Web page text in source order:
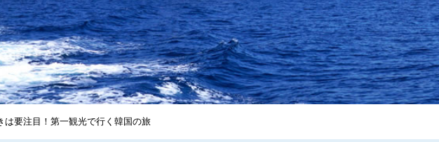
は要注目！第一観光で行く韓国の旅